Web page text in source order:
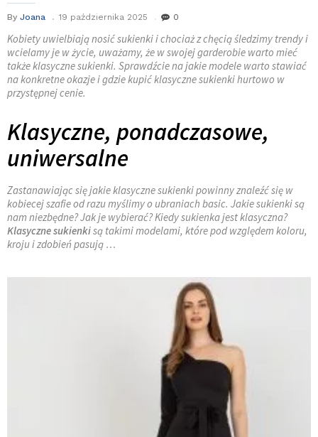
By Joana 19 października 2025 0
Kobiety uwielbiają nosić sukienki i chociaż z chęcią śledzimy trendy i
wcielamy je w życie, uważamy, że w swojej garderobie warto mieć
także klasyczne sukienki. Sprawdźcie na jakie modele warto stawiać
na konkretne okazje i gdzie kupić klasyczne sukienki hurtowo w
przystępnej cenie.
Klasyczne, ponadczasowe,
uniwersalne
Zastanawiając się jakie klasyczne sukienki powinny znaleźć się w
kobiecej szafie od razu myślimy o ubraniach basic. Jakie sukienki są
nam niezbędne? Jak je wybierać? Kiedy sukienka jest klasyczna?
Klasyczne sukienkisą takimi modelami, które pod względem koloru,
kroju i zdobień pasują …